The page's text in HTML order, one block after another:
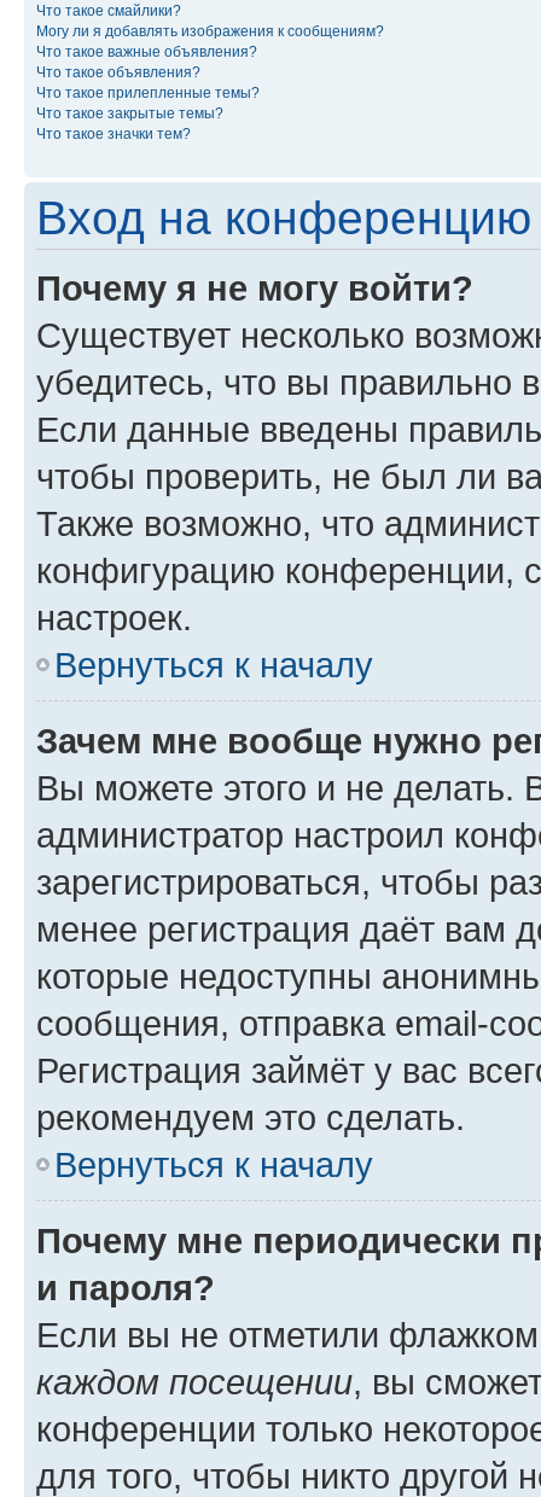
Что такое смайлики?
Могу ли я добавлять изображения к сообщениям?
Что такое важные объявления?
Что такое объявления?
Что такое прилепленные темы?
Что такое закрытые темы?
Что такое значки тем?
Вход на конференцию
Почему я не могу войти?
Существует несколько
убедитесь, что вы правильно
Если данные введены
чтобы проверить, не был ли
Также возможно, что
конфигурацию конференции,
настроек.
Вернуться к началу
Зачем мне вообще нужно
Вы можете этого и не делать.
администратор настроил
зарегистрироваться, чтобы
менее регистрация даёт вам
которые недоступны
сообщения, отправка email-
Регистрация займёт у вас
рекомендуем это сделать.
Вернуться к началу
Почему мне периодически
и пароля?
Если вы не отметили
каждом посещении, вы
конференции только
для того, чтобы никто другой